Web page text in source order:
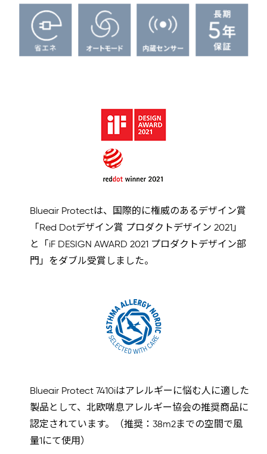
Blueair Protectは、国際的に権威のあるデザイン賞
「Red Dotデザイン賞 プロダクトデザイン 2021」
と「iF DESIGN AWARD 2021 プロダクトデザイン部
門」をダブル受賞しました。
Blueair Protect 7410iはアレルギーに悩む人に適した
製品として、北欧喘息アレルギー協会の推奨商品に
認定されています。（推奨：38m2までの空間で風
量1にて使用）